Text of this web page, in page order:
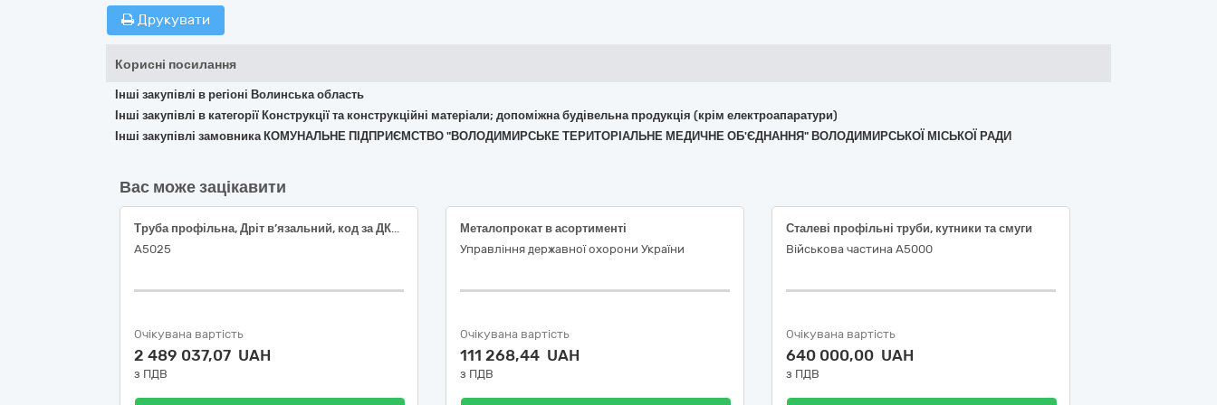
Друкувати
Корисні посилання
Інші закупівлі в регіоні Волинська область
Інші закупівлі в категорії Конструкції та конструкційні матеріали; допоміжна будівельна продукція (крім електроапаратури)
Інші закупівлі замовника КОМУНАЛЬНЕ ПІДПРИЄМСТВО "ВОЛОДИМИРСЬКЕ ТЕРИТОРІАЛЬНЕ МЕДИЧНЕ ОБ'ЄДНАННЯ" ВОЛОДИМИРСЬКОЇ МІСЬКОЇ РАДИ
Вас може зацікавити
Труба профільна, Дріт в’язальний, код за ДК021-2015: 44330000-2 «Будівельні прути, стрижні, дроти та профілі».
А5025
Очікувана вартість
2 489 037,07 UAH
з ПДВ
Металопрокат в асортименті
Управління державної охорони України
Очікувана вартість
111 268,44 UAH
з ПДВ
Сталеві профільні труби, кутники та смуги
Військова частина А5000
Очікувана вартість
640 000,00 UAH
з ПДВ